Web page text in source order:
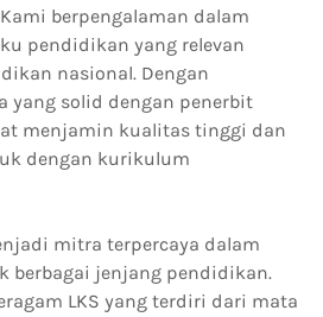
berpengalaman dalam
pendidikan yang relevan
nasional. Dengan
yang solid dengan penerbit
menjamin kualitas tinggi dan
dengan kurikulum
mitra terpercaya dalam
berbagai jenjang pendidikan.
LKS yang terdiri dari mata